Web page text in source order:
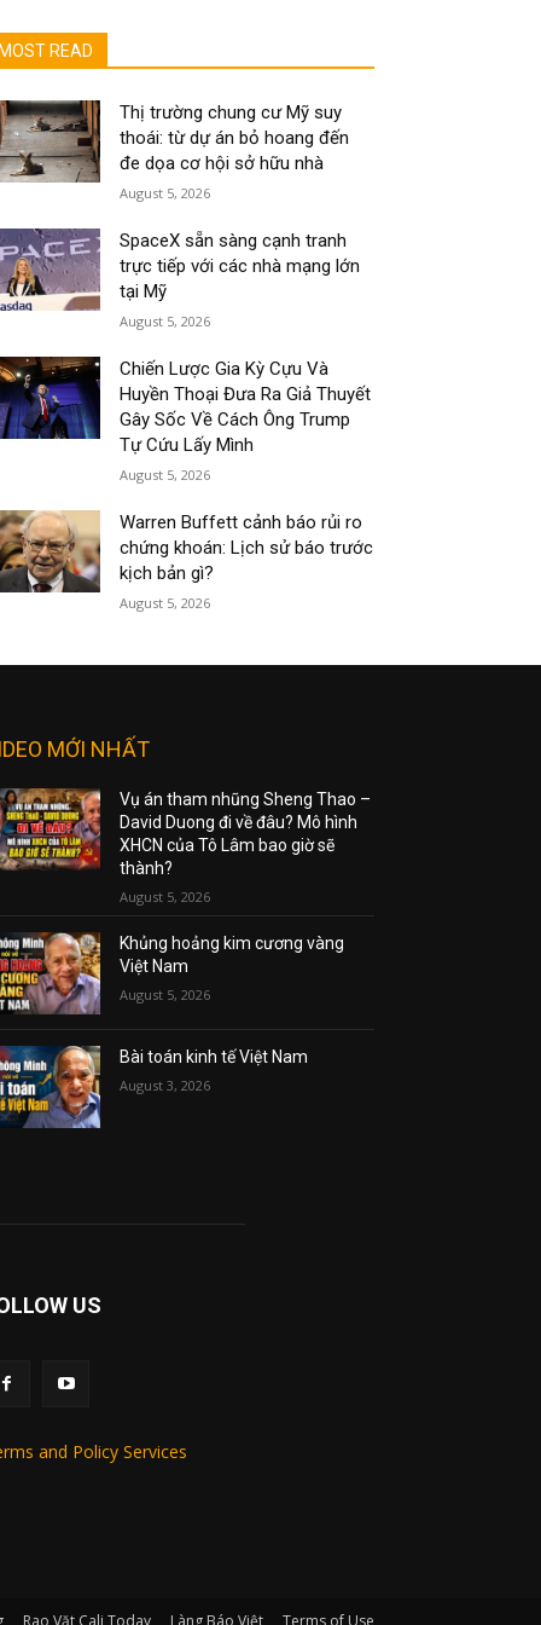
MOST READ
Thị trường chung cư Mỹ suy
thoái: từ dự án bỏ hoang đến
đe dọa cơ hội sở hữu nhà
August 5, 2026
SpaceX sẵn sàng cạnh tranh
trực tiếp với các nhà mạng lớn
tại Mỹ
August 5, 2026
Chiến Lược Gia Kỳ Cựu Và
Huyền Thoại Đưa Ra Giả Thuyết
Gây Sốc Về Cách Ông Trump
Tự Cứu Lấy Mình
August 5, 2026
Warren Buffett cảnh báo rủi ro
chứng khoán: Lịch sử báo trước
kịch bản gì?
August 5, 2026
MỚI NHẤT
Vụ án tham nhũng Sheng Thao –
David Duong đi về đâu? Mô hình
XHCN của Tô Lâm bao giờ sẽ
thành?
August 5, 2026
Khủng hoảng kim cương vàng
Việt Nam
August 5, 2026
Bài toán kinh tế Việt Nam
August 3, 2026
US
and Policy Services
Rao Vặt Cali Today Làng Báo Việt Terms of Use